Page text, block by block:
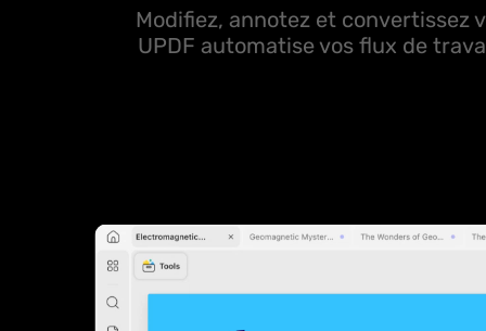
Modifiez, annotez et convertissez
UPDF automatise vos flux de